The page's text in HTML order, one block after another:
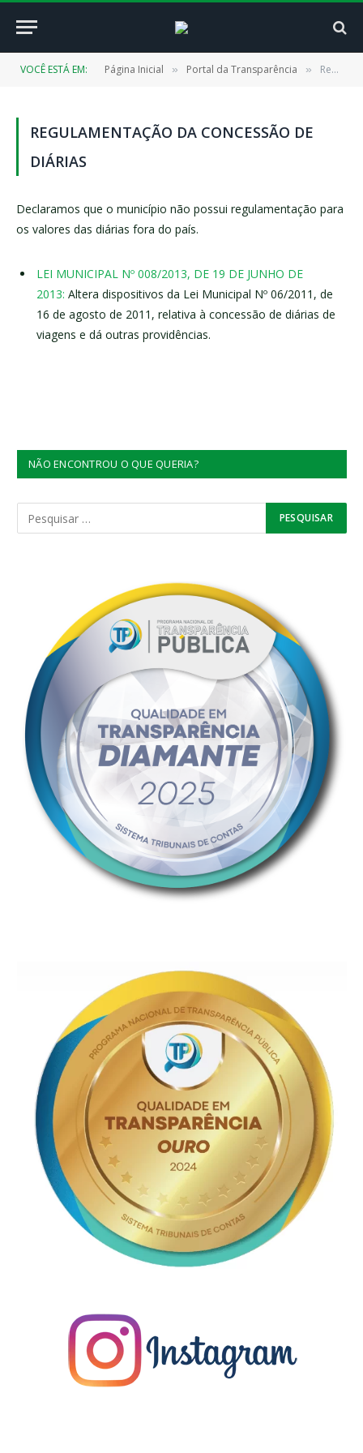
VOCÊ ESTÁ EM: Página Inicial » Portal da Transparência » Regulamentação da Concessão de Diárias
REGULAMENTAÇÃO DA CONCESSÃO DE
DIÁRIAS
Declaramos que o município não possui regulamentação para
os valores das diárias fora do país.
LEI MUNICIPAL Nº 008/2013, DE 19 DE JUNHO DE
2013: Altera dispositivos da Lei Municipal Nº 06/2011, de
16 de agosto de 2011, relativa à concessão de diárias de
viagens e dá outras providências.
NÃO ENCONTROU O QUE QUERIA?